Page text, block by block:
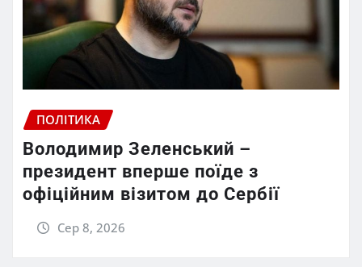
ПОЛІТИКА
Володимир Зеленський –
президент вперше поїде з
офіційним візитом до Сербії
Сер 8, 2026